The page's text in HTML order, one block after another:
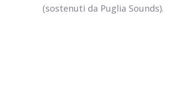
(sostenuti da Puglia Sounds).